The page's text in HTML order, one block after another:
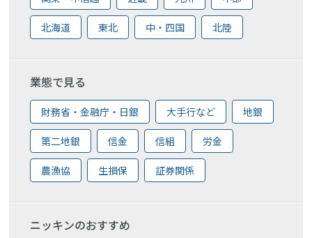
北海道 東北 中・四国 北陸
業態で見る
財務省・金融庁・日銀 大手行など 地銀
第二地銀 信金 信組 労金
農漁協 生損保 証券関係
ニッキンのおすすめ